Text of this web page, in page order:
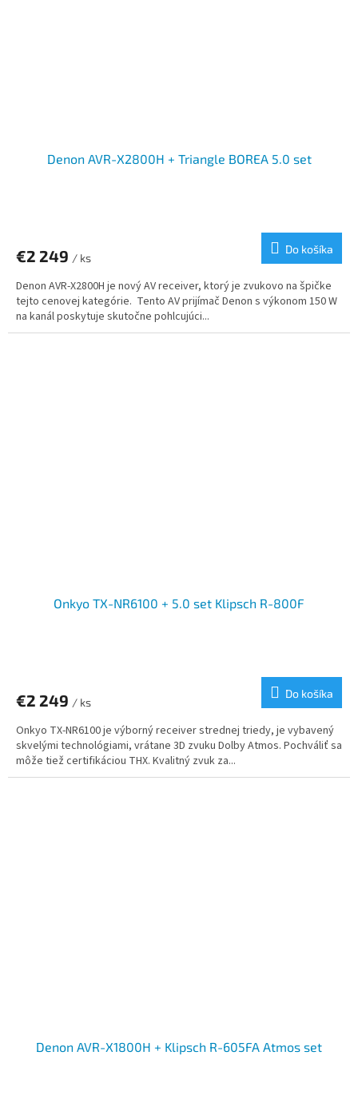
Denon AVR-X2800H + Triangle BOREA 5.0 set
€2 249 / ks
Do košíka
Denon AVR-X2800H je nový AV receiver, ktorý je zvukovo na špičke
tejto cenovej kategórie. Tento AV prijímač Denon s výkonom 150 W
na kanál poskytuje skutočne pohlcujúci...
Onkyo TX-NR6100 + 5.0 set Klipsch R-800F
€2 249 / ks
Do košíka
Onkyo TX-NR6100 je výborný receiver strednej triedy, je vybavený
skvelými technológiami, vrátane 3D zvuku Dolby Atmos. Pochváliť sa
môže tiež certifikáciou THX. Kvalitný zvuk za...
Denon AVR-X1800H + Klipsch R-605FA Atmos set